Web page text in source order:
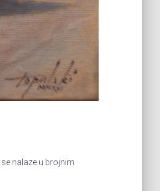
nalaze u brojnim